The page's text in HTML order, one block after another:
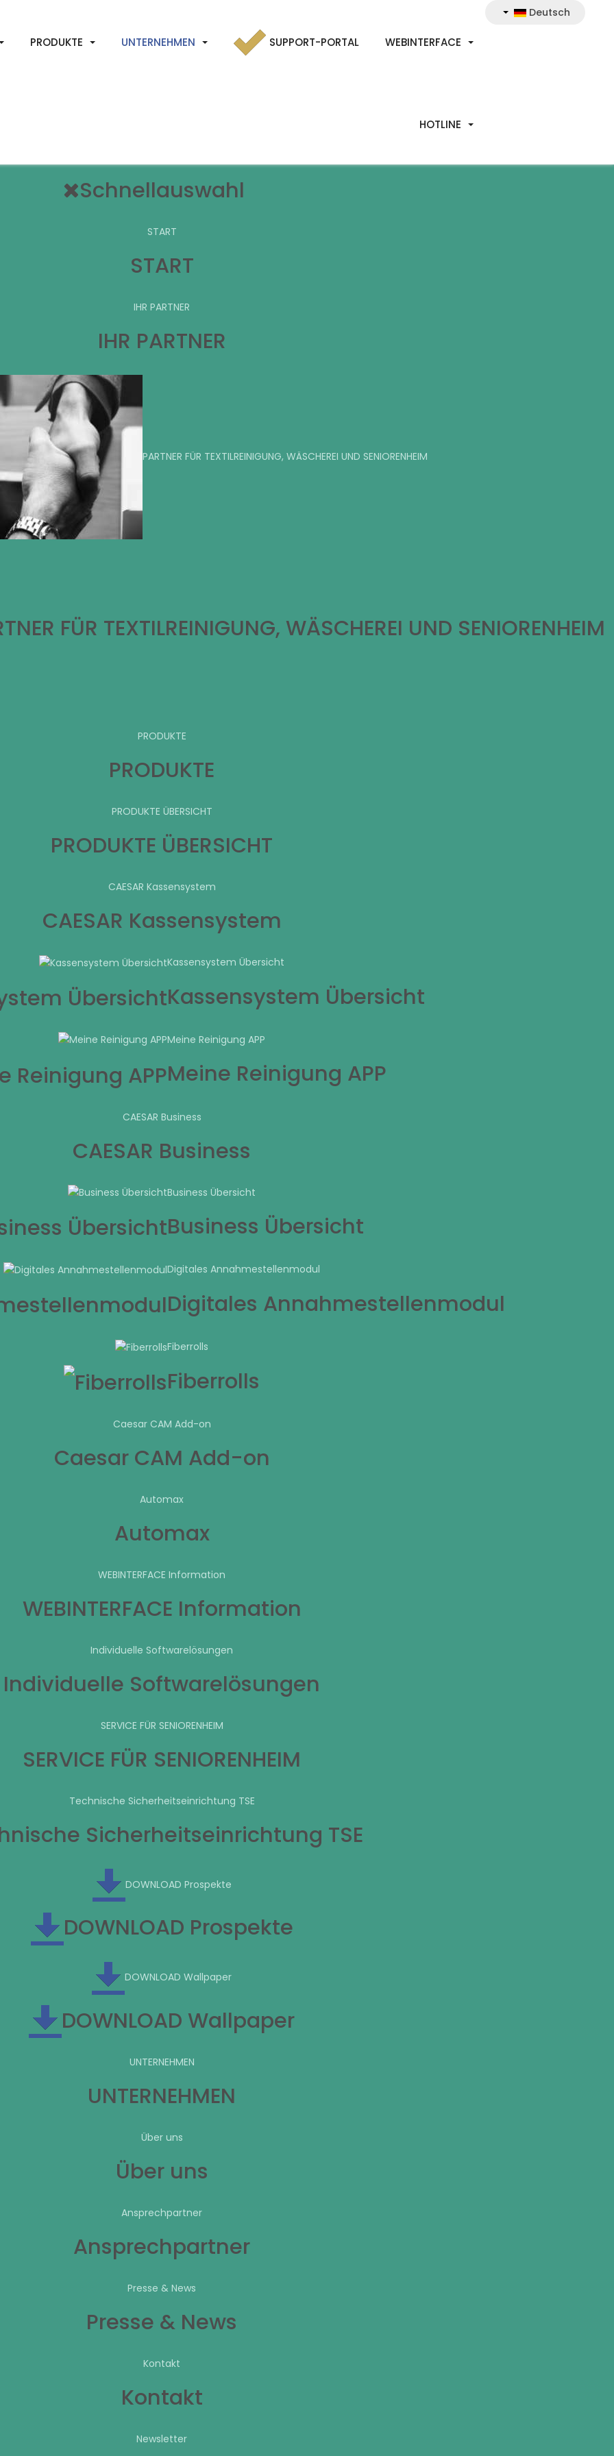
PRODUKTE UNTERNEHMEN SUPPORT-PORTAL WEBINTERFACE
HOTLINE
Deutsch
Schnellauswahl
START
START
IHR PARTNER
IHR PARTNER
PARTNER FÜR TEXTILREINIGUNG, WÄSCHEREI UND SENIORENHEIM
FÜR TEXTILREINIGUNG, WÄSCHEREI UND SENIORENHEIM
PRODUKTE
PRODUKTE
PRODUKTE ÜBERSICHT
PRODUKTE ÜBERSICHT
CAESAR Kassensystem
CAESAR Kassensystem
Kassensystem Übersicht
Kassensystem Übersicht
Meine Reinigung APP
Meine Reinigung APP
CAESAR Business
CAESAR Business
Business Übersicht
Business Übersicht
Digitales Annahmestellenmodul
Digitales Annahmestellenmodul
Fiberrolls
Fiberrolls
Caesar CAM Add-on
Caesar CAM Add-on
Automax
Automax
WEBINTERFACE Information
WEBINTERFACE Information
Individuelle Softwarelösungen
Individuelle Softwarelösungen
SERVICE FÜR SENIORENHEIM
SERVICE FÜR SENIORENHEIM
Technische Sicherheitseinrichtung TSE
Sicherheitseinrichtung TSE
DOWNLOAD Prospekte
DOWNLOAD Prospekte
DOWNLOAD Wallpaper
DOWNLOAD Wallpaper
UNTERNEHMEN
UNTERNEHMEN
Über uns
Über uns
Ansprechpartner
Ansprechpartner
Presse & News
Presse & News
Kontakt
Kontakt
Newsletter